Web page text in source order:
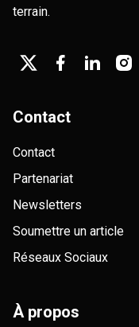
terrain.
Contact
Contact
Partenariat
Newsletters
Soumettre un article
Réseaux Sociaux
À propos